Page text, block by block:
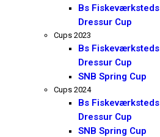
Bs Fiskeværksteds
Dressur Cup
Cups 2023
Bs Fiskeværksteds
Dressur Cup
SNB Spring Cup
Cups 2024
Bs Fiskeværksteds
Dressur Cup
SNB Spring Cup